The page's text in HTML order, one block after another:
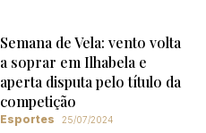
Semana de Vela: vento volta
a soprar em Ilhabela e
aperta disputa pelo título da
competição
Esportes 25/07/2024